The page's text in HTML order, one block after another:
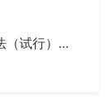
关于征求《华容县财政预算评审管理办法（试行）》 (征求意见稿)意见的公告